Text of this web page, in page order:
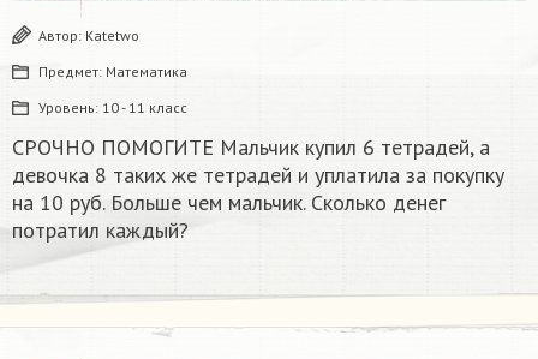
Автор: Katetwo
Предмет: Математика
Уровень: 10 - 11 класс
СРОЧНО ПОМОГИТЕ Мальчик купил 6 тетрадей, а
девочка 8 таких же тетрадей и уплатила за покупку
на 10 руб. Больше чем мальчик. Сколько денег
потратил каждый?